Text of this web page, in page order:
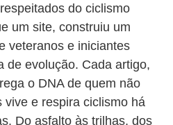
do ciclismo
um site, construiu um
veteranos e iniciantes
de evolução. Cada artigo,
o DNA de quem não
vive e respira ciclismo há
Do asfalto às trilhas, dos